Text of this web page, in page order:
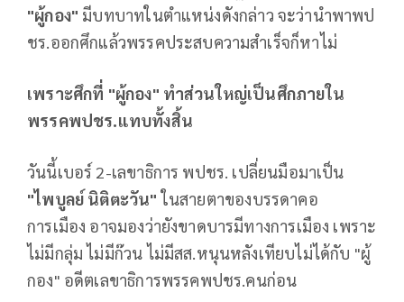
"ผู้กอง" มีบทบาทในตำแหน่งดังกล่าว จะว่านำพาพป
ชร.ออกศึกแล้วพรรคประสบความสำเร็จก็หาไม่
เพราะศึกที่ "ผู้กอง" ทำส่วนใหญ่เป็นศึกภายใน
พรรคพปชร.แทบทั้งสิ้น
วันนี้เบอร์ 2-เลขาธิการ พปชร. เปลี่ยนมือมาเป็น
"ไพบูลย์ นิติตะวัน" ในสายตาของบรรดาคอ
การเมือง อาจมองว่ายังขาดบารมีทางการเมือง เพราะ
ไม่มีกลุ่ม ไม่มีก๊วน ไม่มีสส.หนุนหลังเทียบไม่ได้กับ "ผู้
กอง" อดีตเลขาธิการพรรคพปชร.คนก่อน